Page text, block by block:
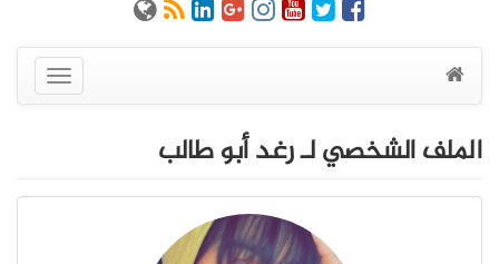
عرض
القائمة
الملف الشخصي لـ رغد أبو طالب